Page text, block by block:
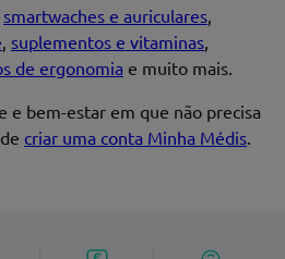
smartwaches e auriculares,
, suplementos e vitaminas,
de ergonomia e muito mais.
e bem-estar em que não precisa
criar uma conta Minha Médis.